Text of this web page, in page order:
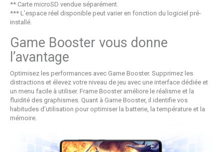
** Carte microSD vendue séparément.
*** L’espace réel disponible peut varier en fonction du logiciel pré-
installé.
Game Booster vous donne
l’avantage
Optimisez les performances avec Game Booster. Supprimez les
distractions et élevez votre niveau de jeu avec une interface dédiée et
un menu facile à utiliser. Frame Booster améliore le réalisme et la
fluidité des graphismes. Quant à Game Booster, il identifie vos
habitudes d’utilisation pour optimiser la batterie, la température et la
mémoire.